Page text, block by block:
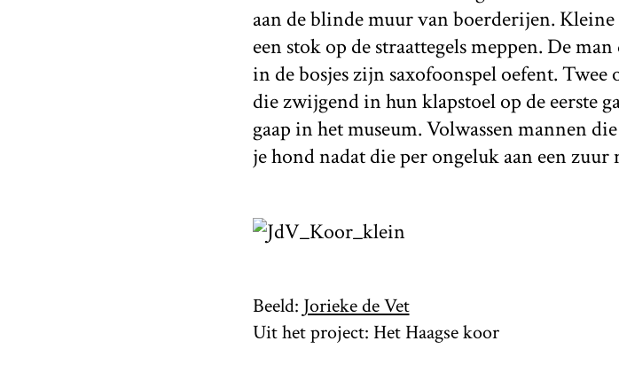
aan de blinde muur van boerderijen.
een stok op de straattegels meppen. De
in de bosjes zijn saxofoonspel oefent.
die zwijgend in hun klapstoel op de eerste
gaap in het museum. Volwassen mannen
je hond nadat die per ongeluk aan een zuur
Beeld: Jorieke de Vet
Uit het project: Het Haagse koor